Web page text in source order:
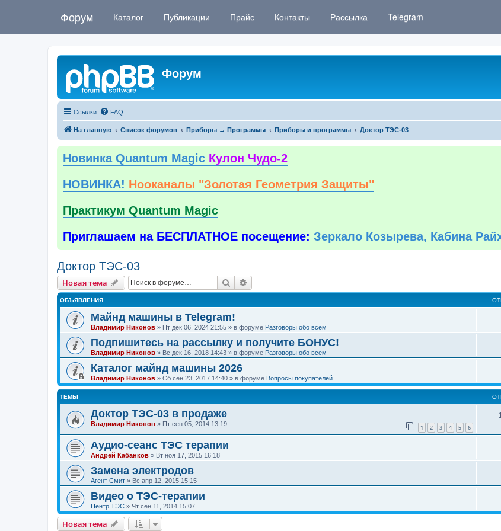
Форум Каталог Публикации Прайс Контакты Рассылка Telegram
Форум
Ссылки FAQ
На главную Список форумов Приборы → Программы Приборы и программы Доктор ТЭС-03
Новинка Quantum Magic Кулон Чудо-2
НОВИНКА! Нооканалы "Золотая Геометрия Защиты"
Практикум Quantum Magic
Приглашаем на БЕСПЛАТНОЕ посещение: Зеркало Козырева, Кабина
Доктор ТЭС-03
Новая тема Поиск
ОБЪЯВЛЕНИЯ
Майнд машины в Telegram!
Владимир Никонов » Пт дек 06, 2024 21:55 » в форуме Разговоры обо всем
Подпишитесь на рассылку и получите БОНУС!
Владимир Никонов » Вс дек 16, 2018 14:43 » в форуме Разговоры обо всем
Каталог майнд машины 2026
Владимир Никонов » Сб сен 23, 2017 14:40 » в форуме Вопросы покупателей
ТЕМЫ
Доктор ТЭС-03 в продаже
Владимир Никонов » Пт сен 05, 2014 13:19 1 2 3 4 5 6
Аудио-сеанс ТЭС терапии
Андрей Кабанков » Вт ноя 17, 2015 16:18
Замена электродов
Агент Смит » Вс апр 12, 2015 15:15
Видео о ТЭС-терапии
Центр ТЭС » Чт сен 11, 2014 15:07
Новая тема